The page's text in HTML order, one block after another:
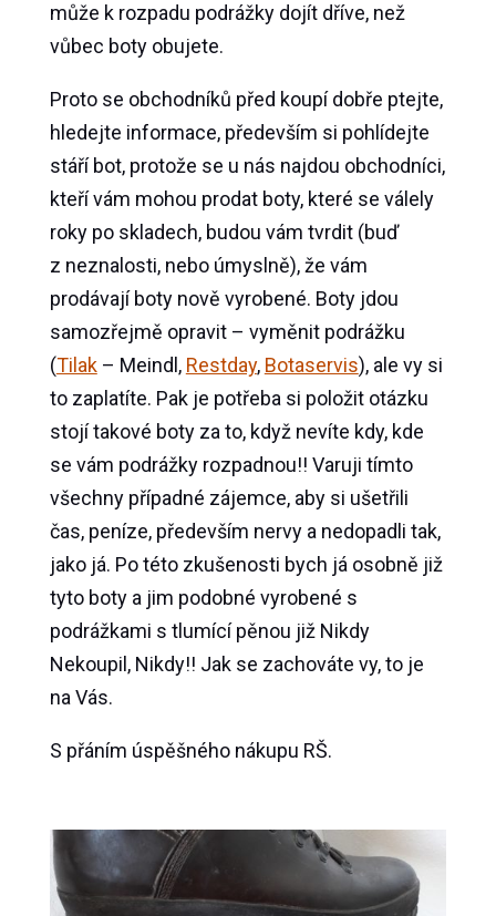
může k rozpadu podrážky dojít dříve, než
vůbec boty obujete.
Proto se obchodníků před koupí dobře ptejte,
hledejte informace, především si pohlídejte
stáří bot, protože se u nás najdou obchodníci,
kteří vám mohou prodat boty, které se válely
roky po skladech, budou vám tvrdit (buď
z neznalosti, nebo úmyslně), že vám
prodávají boty nově vyrobené. Boty jdou
samozřejmě opravit – vyměnit podrážku
(Tilak– Meindl, Restday, Botaservis), ale vy si
to zaplatíte. Pak je potřeba si položit otázku
stojí takové boty za to, když nevíte kdy, kde
se vám podrážky rozpadnou!! Varuji tímto
všechny případné zájemce, aby si ušetřili
čas, peníze, především nervy a nedopadli tak,
jako já. Po této zkušenosti bych já osobně již
tyto boty a jim podobné vyrobené s
podrážkami s tlumící pěnou již Nikdy
Nekoupil, Nikdy!! Jak se zachováte vy, to je
na Vás.
S přáním úspěšného nákupu RŠ.